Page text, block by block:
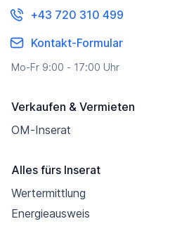
+43 720 310 499
Kontakt-Formular
Mo-Fr 9:00 - 17:00 Uhr
Verkaufen & Vermieten
OM-Inserat
Alles fürs Inserat
Wertermittlung
Energieausweis